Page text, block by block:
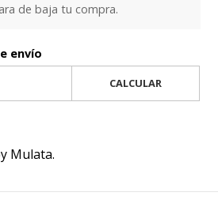
de baja tu compra.
envío
CALCULAR
Mulata.